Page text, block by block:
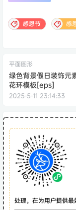
感恩节 感
平面图形
绿色背景假日装饰元
花环模板[eps]
2025-5-11 23:14:33
处理。在为用户提供最